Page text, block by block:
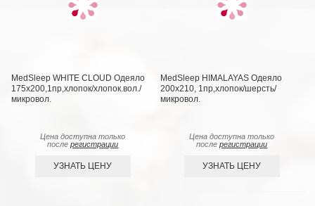
MedSleep WHITE CLOUD Одеяло
175х200,1пр,хлопок/хлопок.вол./
микровол.
Цена доступна только
послерегистрации
УЗНАТЬ ЦЕНУ
MedSleep HIMALAYAS Oдеяло
200х210, 1пр,хлопок/шерсть/
микровол.
Цена доступна только
послерегистрации
УЗНАТЬ ЦЕНУ